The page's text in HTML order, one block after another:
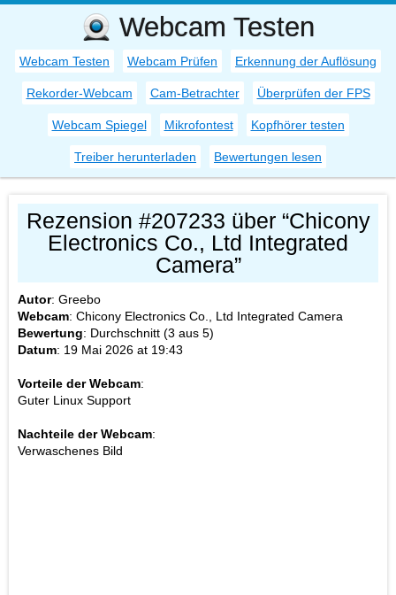
Webcam Testen
Webcam Testen Webcam Prüfen Erkennung der Auflösung
Rekorder-Webcam Cam-Betrachter Überprüfen der FPS
Webcam Spiegel Mikrofontest Kopfhörer testen
Treiber herunterladen Bewertungen lesen
Rezension #207233 über “Chicony
Electronics Co., Ltd Integrated
Camera”
Autor: Greebo
Webcam: Chicony Electronics Co., Ltd Integrated Camera
Bewertung: Durchschnitt (3 aus 5)
Datum: 19 Mai 2026 at 19:43
Vorteile der Webcam:
Guter Linux Support
Nachteile der Webcam:
Verwaschenes Bild